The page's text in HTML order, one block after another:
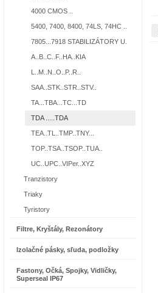
4000 CMOS ..
5400, 7400, 8400, 74LS, 74HC ..
7805...7918 STABILIZÁTORY U.
A..B..C..F..HA..KIA
L..M..N..O..P..R..
SAA..STK..STR..STV..
TA...TBA...TC...TD
TDA .....TDA
TEA..TL..TMP..TNY...
TOP..TSA..TSOP..TUA..
UC..UPC..VIPer..XYZ
Tranzistory
Triaky
Tyristory
Filtre, Kryštály, Rezonátory
Izolačné pásky, sľuda, podložky
Fastony, Očká, Spojky, Vidličky,
Superseal IP67